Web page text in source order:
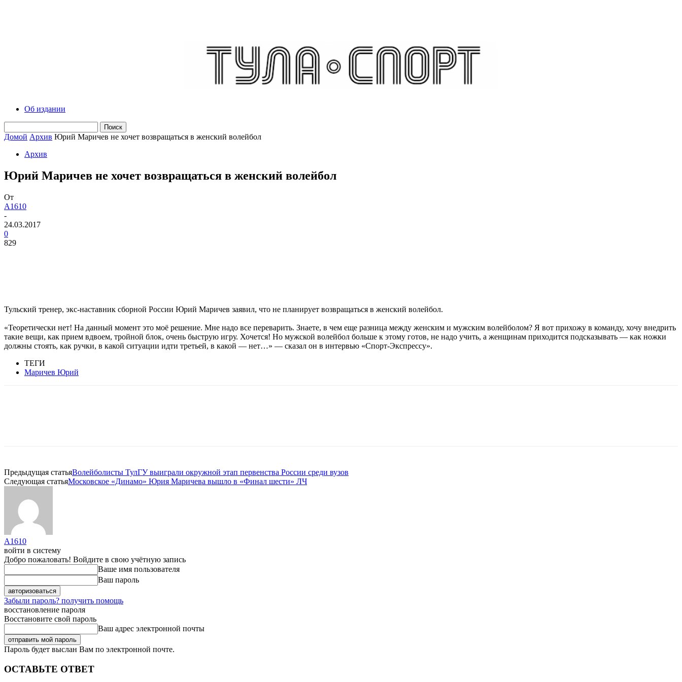
Об издании
Домой Архив Юрий Маричев не хочет возвращаться в женский волейбол
Архив
Юрий Маричев не хочет возвращаться в женский волейбол
От
A1610
-
24.03.2017
0
829
Тульский тренер, экс-наставник сборной России Юрий Маричев заявил, что не планирует возвращаться в женский волейбол.
«Теоретически нет! На данный момент это моё решение. Мне надо все переварить. Знаете, в чем еще разница между женским и мужским волейболом? Я вот прихожу в команду, хочу внедрить
такие вещи, как прием вдвоем, тройной блок, очень быструю игру. Хочется! Но мужской волейбол больше к этому готов, не надо учить, а женщинам приходится подсказывать — как ножки
должны стоять, как ручки, в какой ситуации идти третьей, в какой — нет…» — сказал он в интервью «Спорт-Экспрессу».
ТЕГИ
Маричев Юрий
Предыдущая статьяВолейболисты ТулГУ выиграли окружной этап первенства России среди вузов
Следующая статьяМосковское «Динамо» Юрия Маричева вышло в «Финал шести» ЛЧ
A1610
войти в систему
Добро пожаловать! Войдите в свою учётную запись
Ваше имя пользователя
Ваш пароль
Забыли пароль? получить помощь
восстановление пароля
Восстановите свой пароль
Ваш адрес электронной почты
Пароль будет выслан Вам по электронной почте.
ОСТАВЬТЕ ОТВЕТ